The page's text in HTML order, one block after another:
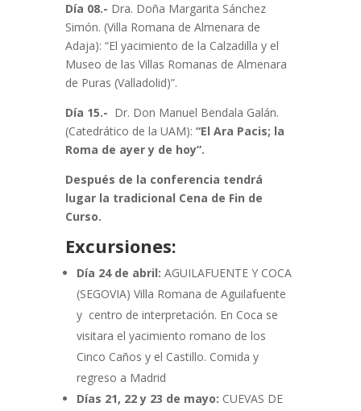
Día 08.- Dra. Doña Margarita Sánchez
Simón. (Villa Romana de Almenara de
Adaja): “El yacimiento de la Calzadilla y el
Museo de las Villas Romanas de Almenara
de Puras (Valladolid)”.
Día 15.- Dr. Don Manuel Bendala Galán.
(Catedrático de la UAM): “El Ara Pacis; la
Roma de ayer y de hoy”.
Después de la conferencia tendrá
lugar la tradicional Cena de Fin de
Curso.
Excursiones:
Día 24 de abril: AGUILAFUENTE Y COCA
(SEGOVIA) Villa Romana de Aguilafuente
y centro de interpretación. En Coca se
visitara el yacimiento romano de los
Cinco Caños y el Castillo. Comida y
regreso a Madrid
Días 21, 22 y 23 de mayo: CUEVAS DE